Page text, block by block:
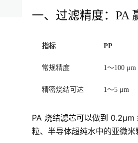
一、过滤精度：PA
指标 PP
常规精度 1～100 μm
精密烧结可达 1～5 μm
PA 烧结滤芯可以做到 0.2μm
粒、半导体超纯水中的亚微米